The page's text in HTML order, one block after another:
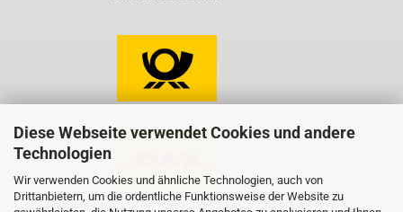
Diese Webseite verwendet Cookies und andere
Technologien
Wir verwenden Cookies und ähnliche Technologien, auch von
Drittanbietern, um die ordentliche Funktionsweise der Website zu